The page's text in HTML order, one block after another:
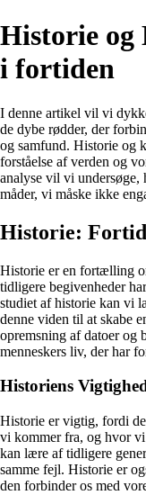
Historie
i fortiden
I denne artikel vil vi
de dybe rødder, der
og samfund. Historie og
forståelse af verden og
analyse vil vi undersøge,
måder, vi måske ikke
Historie:
Historie er en fortælling
tidligere begivenheder
studiet af historie kan vi
denne viden til at skabe
opremsning af datoer og
menneskers liv, der har
Historiens
Historie er vigtig, fordi
vi kommer fra, og hvor
kan lære af tidligere
samme fejl. Historie er
den forbinder os med